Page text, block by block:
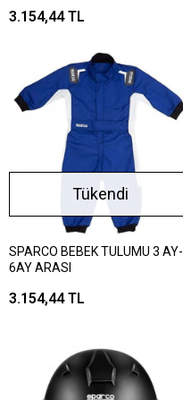
3.154,44 TL
Tükendi
SPARCO BEBEK TULUMU 3 AY-
6AY ARASI
3.154,44 TL